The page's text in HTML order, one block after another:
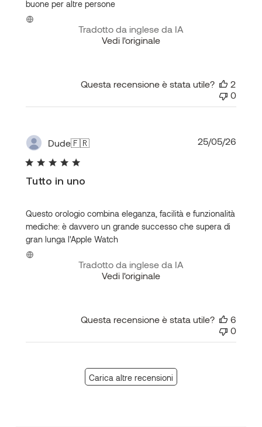
buone per altre persone
Tradotto da inglese da IA
Vedi l'originale
Questa recensione è stata utile?
2
0
Dude🇫🇷
Tutto in uno
Questo orologio combina eleganza, facilità e funzionalità
mediche: è davvero un grande successo che supera di
gran lunga l'Apple Watch
Tradotto da inglese da IA
Vedi l'originale
25/05/26
Questa recensione è stata utile?
6
0
Carica altre recensioni